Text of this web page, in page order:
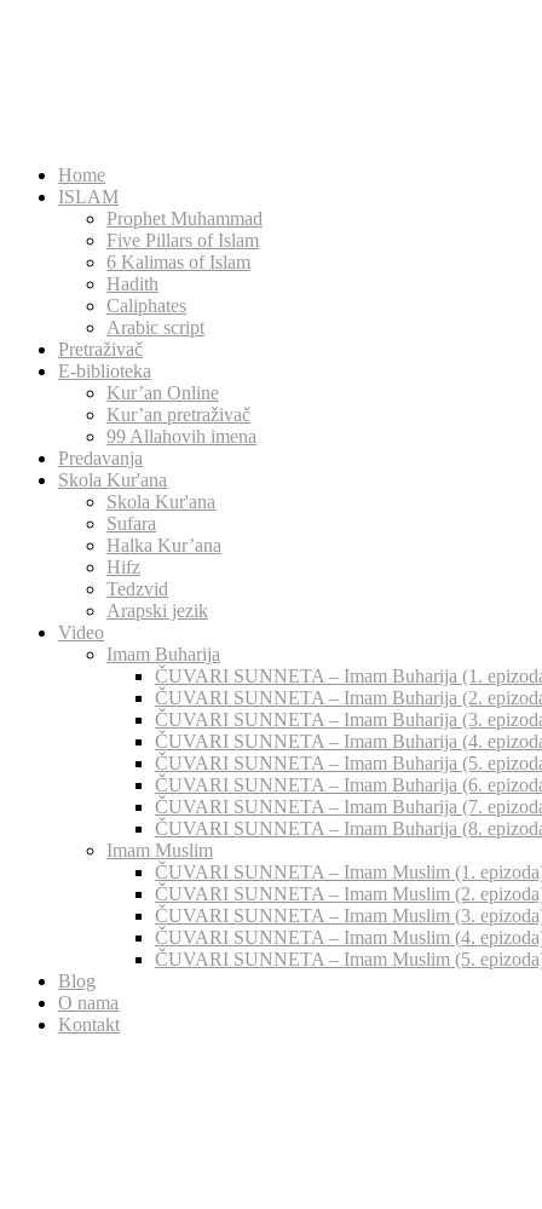
Home
ISLAM
Prophet Muhammad
Five Pillars of Islam
6 Kalimas of Islam
Hadith
Caliphates
Arabic script
Pretraživač
E-biblioteka
Kur’an Online
Kur’an pretraživač
99 Allahovih imena
Predavanja
Skola Kur'ana
Skola Kur'ana
Sufara
Halka Kur’ana
Hifz
Tedzvid
Arapski jezik
Video
Imam Buharija
ČUVARI SUNNETA – Imam Buharija (1.
ČUVARI SUNNETA – Imam Buharija (2.
ČUVARI SUNNETA – Imam Buharija (3.
ČUVARI SUNNETA – Imam Buharija (4.
ČUVARI SUNNETA – Imam Buharija (5.
ČUVARI SUNNETA – Imam Buharija (6.
ČUVARI SUNNETA – Imam Buharija (7.
ČUVARI SUNNETA – Imam Buharija (8.
Imam Muslim
ČUVARI SUNNETA – Imam Muslim (1.
ČUVARI SUNNETA – Imam Muslim (2.
ČUVARI SUNNETA – Imam Muslim (3.
ČUVARI SUNNETA – Imam Muslim (4.
ČUVARI SUNNETA – Imam Muslim (5.
Blog
O nama
Kontakt